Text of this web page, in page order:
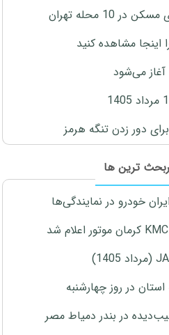
محله تهران
مشاهده کنید
دور زدن تنگه هرمز
ترین ها
در بندر دمیاط مصر